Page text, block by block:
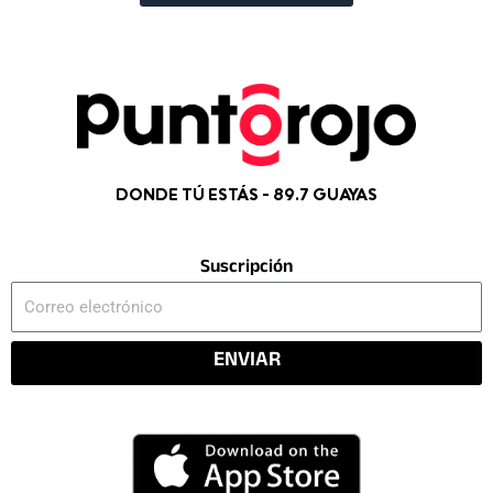
DONDE TÚ ESTÁS - 89.7 GUAYAS
Suscripción
ENVIAR